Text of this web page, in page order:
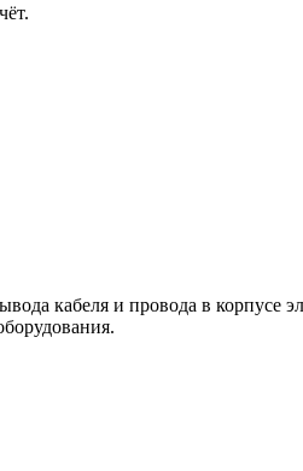
кабеля и провода в корпусе